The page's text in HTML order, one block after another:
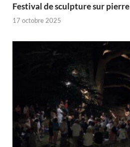
Festival de sculpture sur pierre
17 octobre 2025